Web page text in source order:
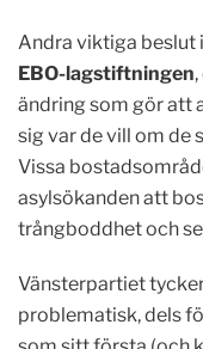
Andra viktiga beslut
EBO-lagstiftningen
ändring som gör att
sig var de vill om de
Vissa
asylsökanden att
trångboddhet och
Vänsterpartiet
problematisk, dels